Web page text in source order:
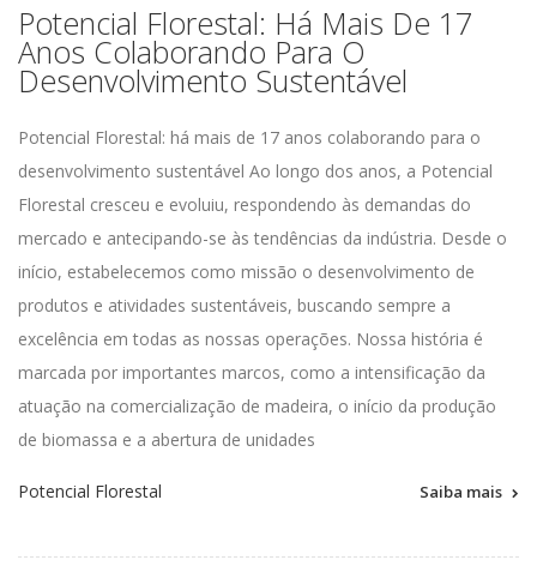
Potencial Florestal: Há Mais De 17
Anos Colaborando Para O
Desenvolvimento Sustentável
Potencial Florestal: há mais de 17 anos colaborando para o
desenvolvimento sustentável Ao longo dos anos, a Potencial
Florestal cresceu e evoluiu, respondendo às demandas do
mercado e antecipando-se às tendências da indústria. Desde o
início, estabelecemos como missão o desenvolvimento de
produtos e atividades sustentáveis, buscando sempre a
excelência em todas as nossas operações. Nossa história é
marcada por importantes marcos, como a intensificação da
atuação na comercialização de madeira, o início da produção
de biomassa e a abertura de unidades
Potencial Florestal Saiba mais